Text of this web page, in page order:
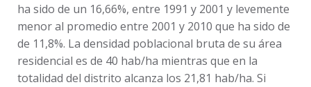
ha sido de un 16,66%, entre 1991 y 2001 y levemente
menor al promedio entre 2001 y 2010 que ha sido de
de 11,8%. La densidad poblacional bruta de su área
residencial es de 40 hab/ha mientras que en la
totalidad del distrito alcanza los 21,81 hab/ha. Si